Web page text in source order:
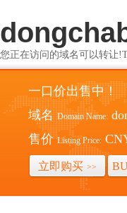
您正在访问的域名可以转让
一口价出售中！
域名 Domain Name:
售价 Listing Price:
立即购买 >>